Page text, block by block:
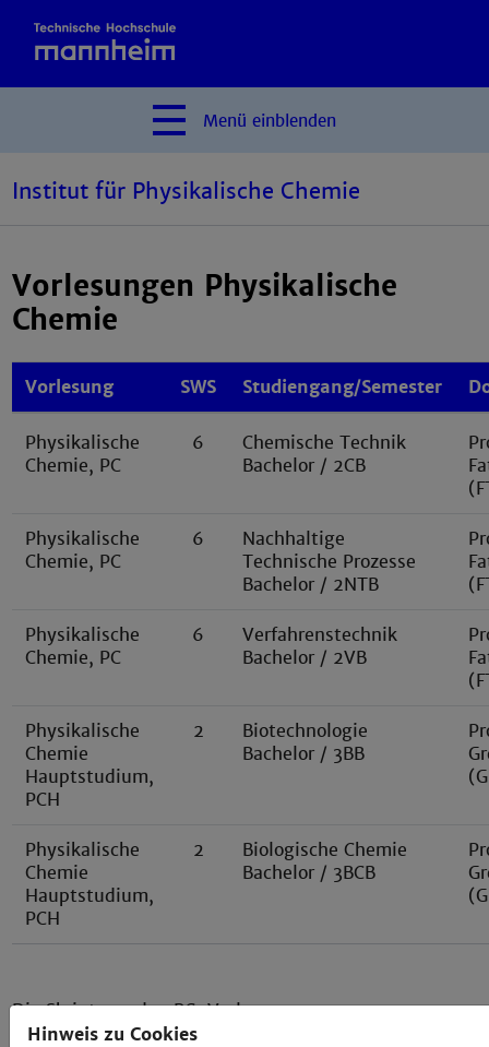
Menü einblenden
Institut für Physikalische Chemie
Vorlesungen Physikalische
Chemie
Vorlesung SWS Studiengang/Semester
Physikalische
Chemie, PC
6
Chemische Technik
Bachelor / 2CB
Physikalische
Chemie, PC
6
Nachhaltige
Technische Prozesse
Bachelor / 2NTB
Physikalische
Chemie, PC
6
Verfahrenstechnik
Bachelor / 2VB
Physikalische
Chemie
Hauptstudium,
PCH
2
Biotechnologie
Bachelor / 3BB
Physikalische
Chemie
Hauptstudium,
PCH
2
Biologische Chemie
Bachelor / 3BCB
Die Skripte zu den PC-Vorlesungen
finden Sie auf der Lernplattform
Hinweis zu Cookies